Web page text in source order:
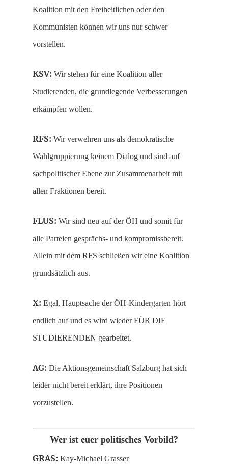
Koalition mit den Freiheitlichen oder den
Kommunisten können wir uns nur schwer
vorstellen.
KSV: Wir stehen für eine Koalition aller
Studierenden, die grundlegende Verbesserungen
erkämpfen wollen.
RFS: Wir verwehren uns als demokratische
Wahlgruppierung keinem Dialog und sind auf
sachpolitischer Ebene zur Zusammenarbeit mit
allen Fraktionen bereit.
FLUS: Wir sind neu auf der ÖH und somit für
alle Parteien gesprächs- und kompromissbereit.
Allein mit dem RFS schließen wir eine Koalition
grundsätzlich aus.
X: Egal, Hauptsache der ÖH-Kindergarten hört
endlich auf und es wird wieder FÜR DIE
STUDIERENDEN gearbeitet.
AG: Die Aktionsgemeinschaft Salzburg hat sich
leider nicht bereit erklärt, ihre Positionen
vorzustellen.
Wer ist euer politisches Vorbild?
GRAS: Kay-Michael Grasser